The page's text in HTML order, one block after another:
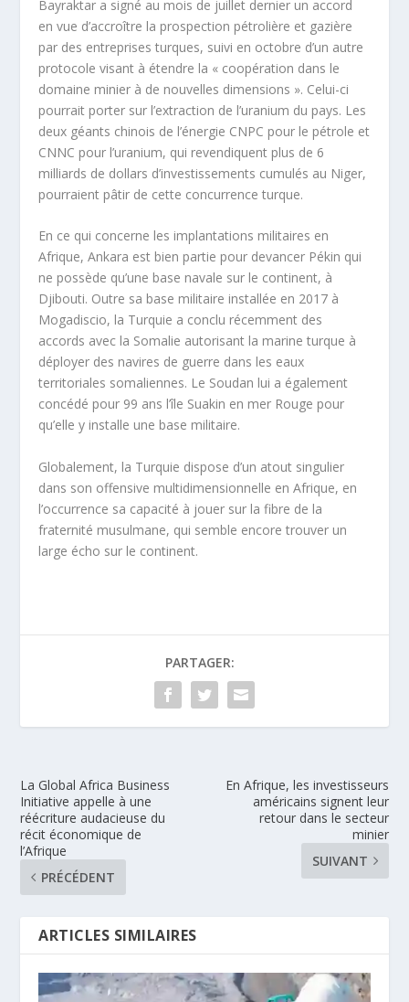
Bayraktar a signé au mois de juillet dernier un accord
en vue d’accroître la prospection pétrolière et gazière
par des entreprises turques, suivi en octobre d’un autre
protocole visant à étendre la « coopération dans le
domaine minier à de nouvelles dimensions ». Celui-ci
pourrait porter sur l’extraction de l’uranium du pays. Les
deux géants chinois de l’énergie CNPC pour le pétrole et
CNNC pour l’uranium, qui revendiquent plus de 6
milliards de dollars d’investissements cumulés au Niger,
pourraient pâtir de cette concurrence turque.
En ce qui concerne les implantations militaires en
Afrique, Ankara est bien partie pour devancer Pékin qui
ne possède qu’une base navale sur le continent, à
Djibouti. Outre sa base militaire installée en 2017 à
Mogadiscio, la Turquie a conclu récemment des
accords avec la Somalie autorisant la marine turque à
déployer des navires de guerre dans les eaux
territoriales somaliennes. Le Soudan lui a également
concédé pour 99 ans l’île Suakin en mer Rouge pour
qu’elle y installe une base militaire.
Globalement, la Turquie dispose d’un atout singulier
dans son offensive multidimensionnelle en Afrique, en
l’occurrence sa capacité à jouer sur la fibre de la
fraternité musulmane, qui semble encore trouver un
large écho sur le continent.
PARTAGER:
La Global Africa Business
Initiative appelle à une
réécriture audacieuse du
récit économique de
l’Afrique
PRÉCÉDENT
En Afrique, les investisseurs
américains signent leur
retour dans le secteur
minier
SUIVANT
ARTICLES SIMILAIRES